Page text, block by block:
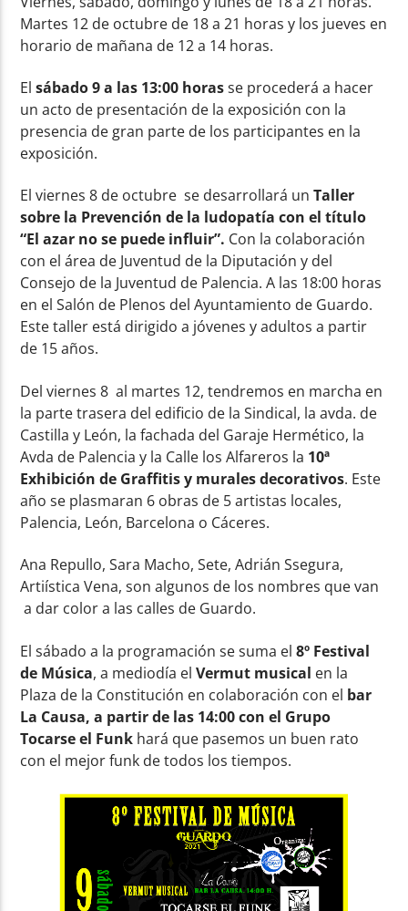
Martes 12 de octubre de 18 a 21 horas y los jueves en
horario de mañana de 12 a 14 horas.
Elsábado 9 a las 13:00 horasse procederá a hacer
un acto de presentación de la exposición con la
presencia de gran parte de los participantes en la
exposición.
El viernes 8 de octubre se desarrollará unTaller
sobre la Prevención de la ludopatía con el título
“El azar no se puede influir”. Con la colaboración
con el área de Juventud de la Diputación y del
Consejo de la Juventud de Palencia. A las 18:00 horas
en el Salón de Plenos del Ayuntamiento de Guardo.
Este taller está dirigido a jóvenes y adultos a partir
de 15 años.
Del viernes 8 al martes 12, tendremos en marcha en
la parte trasera del edificio de la Sindical, la avda. de
Castilla y León, la fachada del Garaje Hermético, la
Avda de Palencia y la Calle los Alfareros la 10ª
Exhibición de Graffitis y murales decorativos. Este
año se plasmaran 6 obras de 5 artistas locales,
Palencia, León, Barcelona o Cáceres.
Ana Repullo, Sara Macho, Sete, Adrián Ssegura,
Artiística Vena, son algunos de los nombres que van
a dar color a las calles de Guardo.
El sábado a la programación se suma el8º Festival
de Música, a mediodía elVermut musical en la
Plaza de la Constitución en colaboración con el bar
La Causa, a partir de las 14:00 con el Grupo
Tocarse el Funk hará que pasemos un buen rato
con el mejor funk de todos los tiempos.